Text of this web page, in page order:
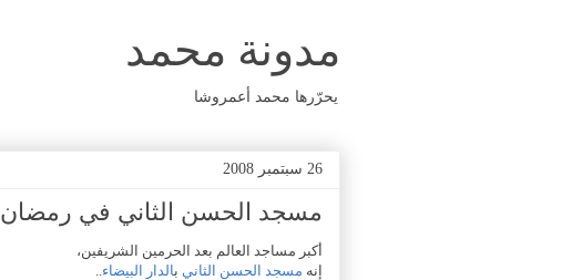
مدونة محمد
يحرّرها محمد أعمروشا
26 سبتمبر 2008
مسجد الحسن الثاني في رمضان
أكبر مساجد العالم بعد الحرمين الشريفين،
إنه مسجد الحسن الثاني بالدار البيضاء..